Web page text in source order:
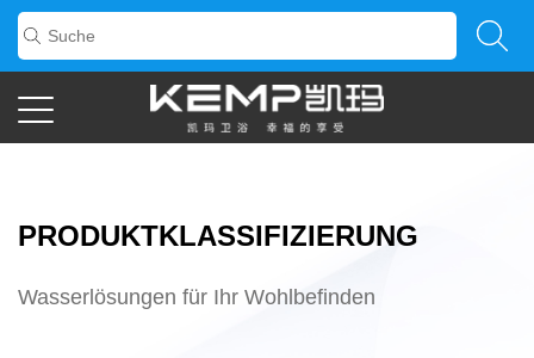
PRODUKTKLASSIFIZIERUNG
Wasserlösungen für Ihr Wohlbefinden